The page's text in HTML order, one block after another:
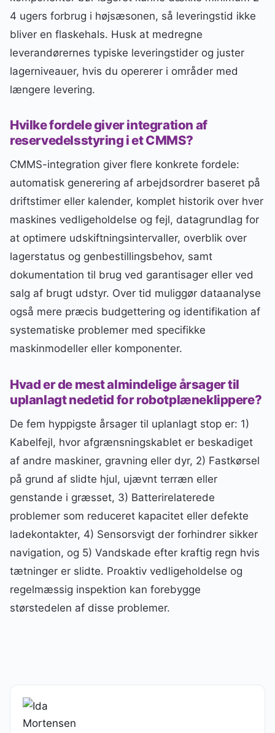
4 ugers forbrug i højsæsonen, så leveringstid ikke
bliver en flaskehals. Husk at medregne
leverandørernes typiske leveringstider og juster
lagerniveauer, hvis du opererer i områder med
længere levering.
Hvilke fordele giver integration af
reservedelsstyring i et CMMS?
CMMS-integration giver flere konkrete fordele:
automatisk generering af arbejdsordrer baseret på
driftstimer eller kalender, komplet historik over hver
maskines vedligeholdelse og fejl, datagrundlag for
at optimere udskiftningsintervaller, overblik over
lagerstatus og genbestillingsbehov, samt
dokumentation til brug ved garantisager eller ved
salg af brugt udstyr. Over tid muliggør dataanalyse
også mere præcis budgettering og identifikation af
systematiske problemer med specifikke
maskinmodeller eller komponenter.
Hvad er de mest almindelige årsager til
uplanlagt nedetid for robotplæneklippere?
De fem hyppigste årsager til uplanlagt stop er: 1)
Kabelfejl, hvor afgrænsningskablet er beskadiget
af andre maskiner, gravning eller dyr, 2) Fastkørsel
på grund af slidte hjul, ujævnt terræn eller
genstande i græsset, 3) Batterirelaterede
problemer som reduceret kapacitet eller defekte
ladekontakter, 4) Sensorsvigt der forhindrer sikker
navigation, og 5) Vandskade efter kraftig regn hvis
tætninger er slidte. Proaktiv vedligeholdelse og
regelmæssig inspektion kan forebygge
størstedelen af disse problemer.